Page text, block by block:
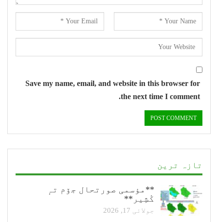
Save my name, email, and website in this browser for
the next time I comment.
تازہ ترین
**مؤسمی صورتحال جۆم تہٕ
کٔشِیر**
جولائی 17, 2026